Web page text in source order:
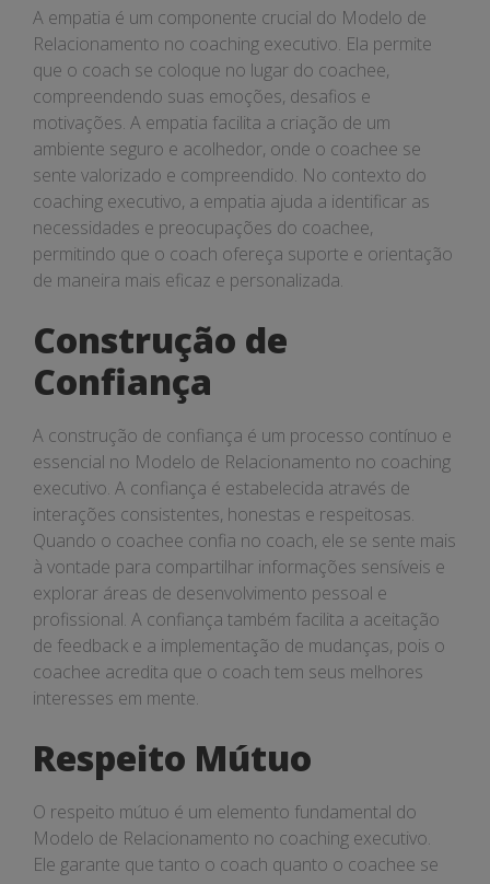
A empatia é um componente crucial do Modelo de
Relacionamento no coaching executivo. Ela permite
que o coach se coloque no lugar do coachee,
compreendendo suas emoções, desafios e
motivações. A empatia facilita a criação de um
ambiente seguro e acolhedor, onde o coachee se
sente valorizado e compreendido. No contexto do
coaching executivo, a empatia ajuda a identificar as
necessidades e preocupações do coachee,
permitindo que o coach ofereça suporte e orientação
de maneira mais eficaz e personalizada.
Construção de
Confiança
A construção de confiança é um processo contínuo e
essencial no Modelo de Relacionamento no coaching
executivo. A confiança é estabelecida através de
interações consistentes, honestas e respeitosas.
Quando o coachee confia no coach, ele se sente mais
à vontade para compartilhar informações sensíveis e
explorar áreas de desenvolvimento pessoal e
profissional. A confiança também facilita a aceitação
de feedback e a implementação de mudanças, pois o
coachee acredita que o coach tem seus melhores
interesses em mente.
Respeito Mútuo
O respeito mútuo é um elemento fundamental do
Modelo de Relacionamento no coaching executivo.
Ele garante que tanto o coach quanto o coachee se